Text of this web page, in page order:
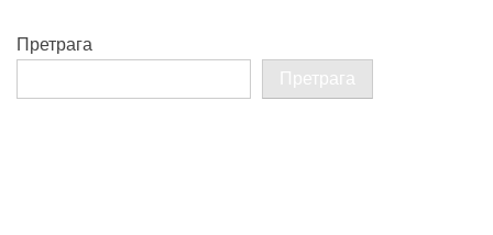
Претрага
Претрага